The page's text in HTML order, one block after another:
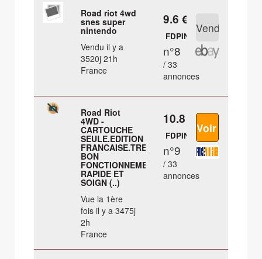
Road riot 4wd
snes super
nintendo
Vendu il y a
3520j 21h
France
9.6 €
FDPIN
n°8
/ 33
annonces
Road Riot
4WD -
CARTOUCHE
SEULE.EDITION
FRANCAISE.TRES
BON
FONCTIONNEMENT.ENVOI
RAPIDE ET
SOIGN (..)
Vue la 1ère
fois il y a 3475j
2h
France
10.8 €
FDPIN
n°9
/ 33
annonces